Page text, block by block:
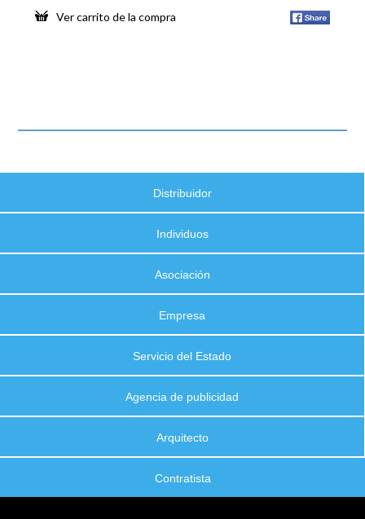
Ver carrito de la compra
Distribuidor
Individuos
Asociación
Empresa
Servicio del Estado
Agencia de publicidad
Arquitecto
Contratista